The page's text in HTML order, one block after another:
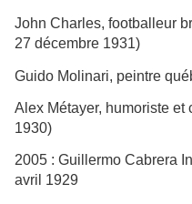
John Charles, footballeur
27 décembre 1931)
Guido Molinari, peintre
Alex Métayer, humoriste et
1930)
2005 : Guillermo Cabrera
avril 1929